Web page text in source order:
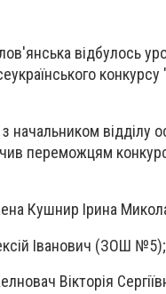
відбулось
начальником відділу
переможцям
Кушнир Ірина
Іванович (ЗОШ №5);
Вікторія